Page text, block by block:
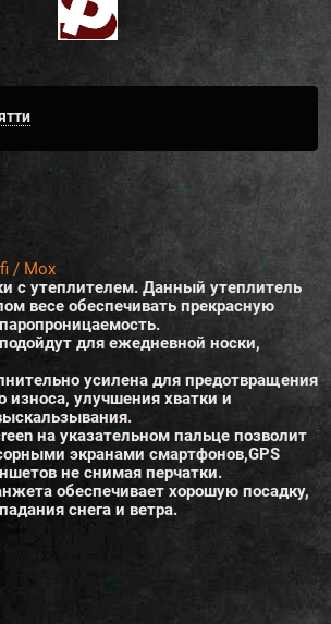
/ Мох
c утеплителем. Данный утеплитель
весе обеспечивать прекрасную
для ежедневной носки,
усилена для предотвращения
износа, улучшения хватки и
на указательном пальце позволит
экранами смартфонов,GPS
не снимая перчатки.
обеспечивает хорошую посадку,
снега и ветра.